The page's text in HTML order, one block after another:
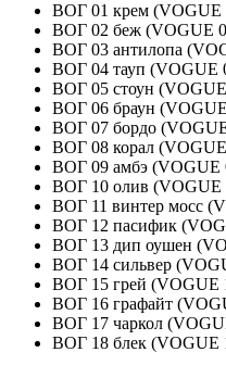
ВОГ 01 крем (VOGUE
ВОГ 02 беж (VOGUE
ВОГ 03 антилопа
ВОГ 04 тауп (VOGUE
ВОГ 05 стоун
ВОГ 06 браун
ВОГ 07 бордо
ВОГ 08 корал
ВОГ 09 амбэ (VOGUE
ВОГ 10 олив (VOGUE
ВОГ 11 винтер мосс
ВОГ 12 пасифик
ВОГ 13 дип оушен
ВОГ 14 сильвер
ВОГ 15 грей (VOGUE
ВОГ 16 графайт
ВОГ 17 чаркол
ВОГ 18 блек (VOGUE